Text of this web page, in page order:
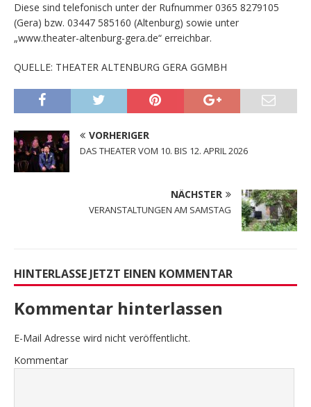
Diese sind telefonisch unter der Rufnummer 0365 8279105
(Gera) bzw. 03447 585160 (Altenburg) sowie unter
„www.theater-altenburg-gera.de“ erreichbar.
QUELLE: THEATER ALTENBURG GERA GGMBH
VORHERIGER
DAS THEATER VOM 10. BIS 12. APRIL 2026
NÄCHSTER
VERANSTALTUNGEN AM SAMSTAG
HINTERLASSE JETZT EINEN KOMMENTAR
Kommentar hinterlassen
E-Mail Adresse wird nicht veröffentlicht.
Kommentar